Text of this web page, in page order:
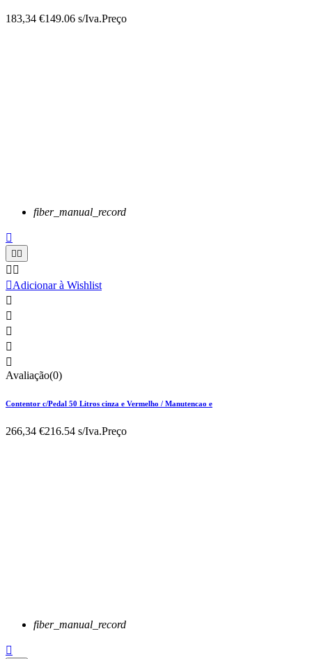
183,34 €149.06 s/Iva.Preço
fiber_manual_record


 
Adicionar à Wishlist





Avaliação(0)
Contentor c/Pedal 50 Litros cinza e Vermelho / Manutencao e
266,34 €216.54 s/Iva.Preço
fiber_manual_record
